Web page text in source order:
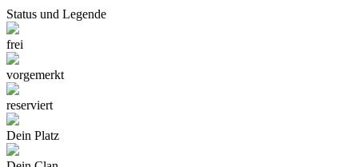
Status und Legende
frei
vorgemerkt
reserviert
Dein Platz